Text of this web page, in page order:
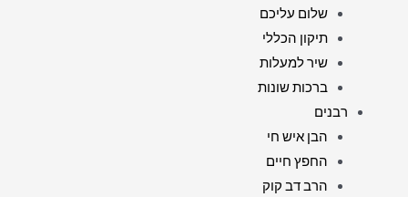
שלום עליכם
תיקון הכללי
שיר למעלות
ברכות שונות
רבנים
הבן איש חי
החפץ חיים
הרב דב קוק